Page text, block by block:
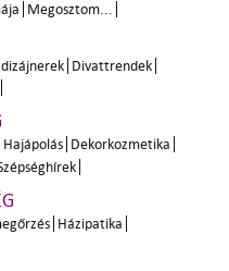
Megosztom...
Divattrendek
Hajápolás Dekorkozmetika
Házipatika